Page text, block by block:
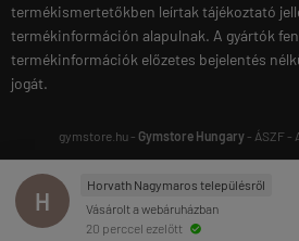
termékismertetőkben leírtak tájékoztató
termékinformáción alapulnak. A gyártók
termékinformációk előzetes bejelentés
jogát.
gymstore.hu - Gymstore Hungary- ÁSZF-
H
Horvath Nagymaros településről
Vásárolt a webáruházban
20 perccel ezelőtt
